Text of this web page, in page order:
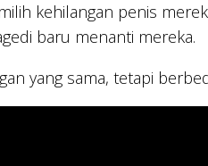
kehilangan penis
baru menanti mereka.
yang sama, tetapi